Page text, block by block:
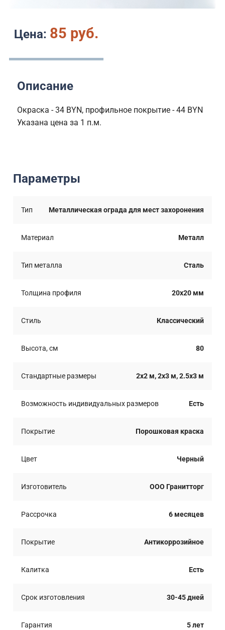
Цена: 85 руб.
Описание
Окраска - 34 BYN, профильное покрытие - 44 BYN
Указана цена за 1 п.м.
Параметры
Тип Металлическая ограда для мест захоронения
Материал Металл
Тип металла Сталь
Толщина профиля 20x20 мм
Стиль Классический
Высота, см 80
Стандартные размеры 2x2 м, 2x3 м, 2.5x3 м
Возможность индивидуальных размеров Есть
Покрытие Порошковая краска
Цвет Черный
Изготовитель ООО Гранитторг
Рассрочка 6 месяцев
Покрытие Антикоррозийное
Калитка Есть
Срок изготовления 30-45 дней
Гарантия 5 лет